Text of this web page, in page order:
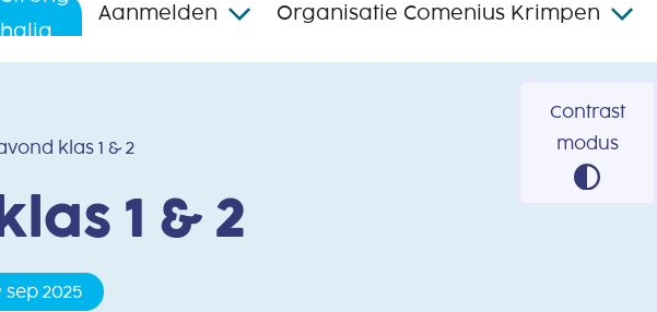
Contrast
modus
Aanmelden Organisatie Comenius Krimpen
klas 1 & 2
1 & 2
sep 2025